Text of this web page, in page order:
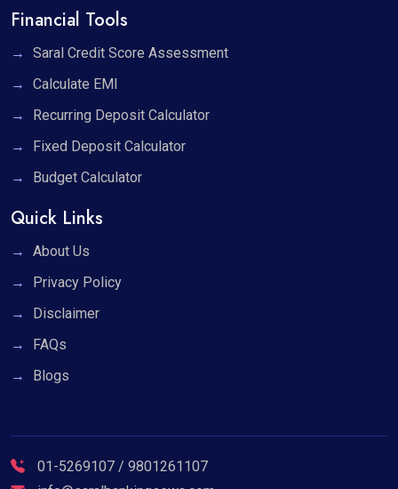
Financial Tools
Saral Credit Score Assessment
Calculate EMI
Recurring Deposit Calculator
Fixed Deposit Calculator
Budget Calculator
Quick Links
About Us
Privacy Policy
Disclaimer
FAQs
Blogs
01-5269107 / 9801261107